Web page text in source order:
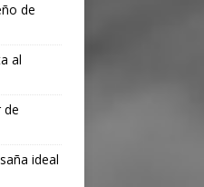
de
al
de
ideal